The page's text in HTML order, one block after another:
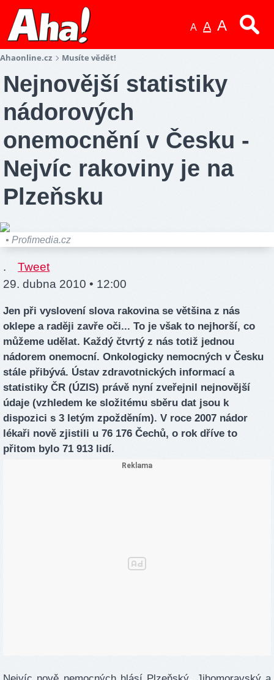
A A A
Ahaonline.cz Musíte vědět!
Nejnovější statistiky
nádorových
onemocnění v Česku -
Nejvíc rakoviny je na
Plzeňsku
• Profimedia.cz
.
Tweet
29. dubna 2010 • 12:00
Jen při vyslovení slova rakovina se většina z nás
oklepe a raději zavře oči... To je však to nejhorší, co
můžeme udělat. Každý čtvrtý z nás totiž jednou
nádorem onemocní. Onkologicky nemocných v Česku
stále přibývá. Ústav zdravotnických informací a
statistiky ČR (ÚZIS) právě nyní zveřejnil nejnovější
údaje (vzhledem ke složitému sběru dat jsou k
dispozici s 3 letým zpožděním). V roce 2007 nádor
lékaři nově zjistili u 76 176 Čechů, o rok dříve to
přitom bylo 71 913 lidí.